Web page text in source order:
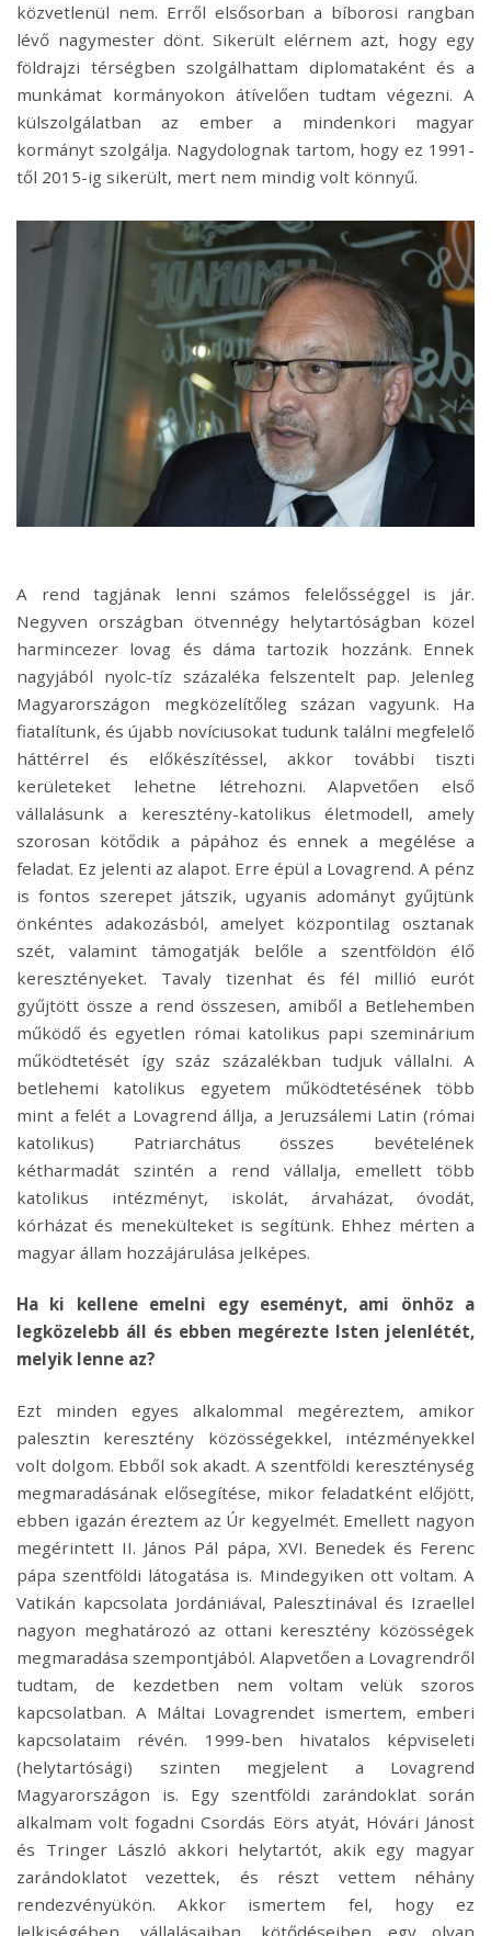
közvetlenül nem. Erről elsősorban a bíborosi rangban
lévő nagymester dönt. Sikerült elérnem azt, hogy egy
földrajzi térségben szolgálhattam diplomataként és a
munkámat kormányokon átívelően tudtam végezni. A
külszolgálatban az ember a mindenkori magyar
kormányt szolgálja. Nagydolognak tartom, hogy ez 1991-
től 2015-ig sikerült, mert nem mindig volt könnyű.
A rend tagjának lenni számos felelősséggel is jár.
Negyven országban ötvennégy helytartóságban közel
harmincezer lovag és dáma tartozik hozzánk. Ennek
nagyjából nyolc-tíz százaléka felszentelt pap. Jelenleg
Magyarországon megközelítőleg százan vagyunk. Ha
fiatalítunk, és újabb novíciusokat tudunk találni megfelelő
háttérrel és előkészítéssel, akkor további tiszti
kerületeket lehetne létrehozni. Alapvetően első
vállalásunk a keresztény-katolikus életmodell, amely
szorosan kötődik a pápához és ennek a megélése a
feladat. Ez jelenti az alapot. Erre épül a Lovagrend. A pénz
is fontos szerepet játszik, ugyanis adományt gyűjtünk
önkéntes adakozásból, amelyet központilag osztanak
szét, valamint támogatják belőle a szentföldön élő
keresztényeket. Tavaly tizenhat és fél millió eurót
gyűjtött össze a rend összesen, amiből a Betlehemben
működő és egyetlen római katolikus papi szeminárium
működtetését így száz százalékban tudjuk vállalni. A
betlehemi katolikus egyetem működtetésének több
mint a felét a Lovagrend állja, a Jeruzsálemi Latin (római
katolikus) Patriarchátus összes bevételének
kétharmadát szintén a rend vállalja, emellett több
katolikus intézményt, iskolát, árvaházat, óvodát,
kórházat és menekülteket is segítünk. Ehhez mérten a
magyar állam hozzájárulása jelképes.
Ha ki kellene emelni egy eseményt, ami önhöz a
legközelebb áll és ebben megérezte Isten jelenlétét,
melyik lenne az?
Ezt minden egyes alkalommal megéreztem, amikor
palesztin keresztény közösségekkel, intézményekkel
volt dolgom. Ebből sok akadt. A szentföldi kereszténység
megmaradásának elősegítése, mikor feladatként előjött,
ebben igazán éreztem az Úr kegyelmét. Emellett nagyon
megérintett II. János Pál pápa, XVI. Benedek és Ferenc
pápa szentföldi látogatása is. Mindegyiken ott voltam. A
Vatikán kapcsolata Jordániával, Palesztinával és Izraellel
nagyon meghatározó az ottani keresztény közösségek
megmaradása szempontjából. Alapvetően a Lovagrendről
tudtam, de kezdetben nem voltam velük szoros
kapcsolatban. A Máltai Lovagrendet ismertem, emberi
kapcsolataim révén. 1999-ben hivatalos képviseleti
(helytartósági) szinten megjelent a Lovagrend
Magyarországon is. Egy szentföldi zarándoklat során
alkalmam volt fogadni Csordás Eörs atyát, Hóvári Jánost
és Tringer László akkori helytartót, akik egy magyar
zarándoklatot vezettek, és részt vettem néhány
rendezvényükön. Akkor ismertem fel, hogy ez
lelkiségében, vállalásaiban, kötődéseiben egy olyan